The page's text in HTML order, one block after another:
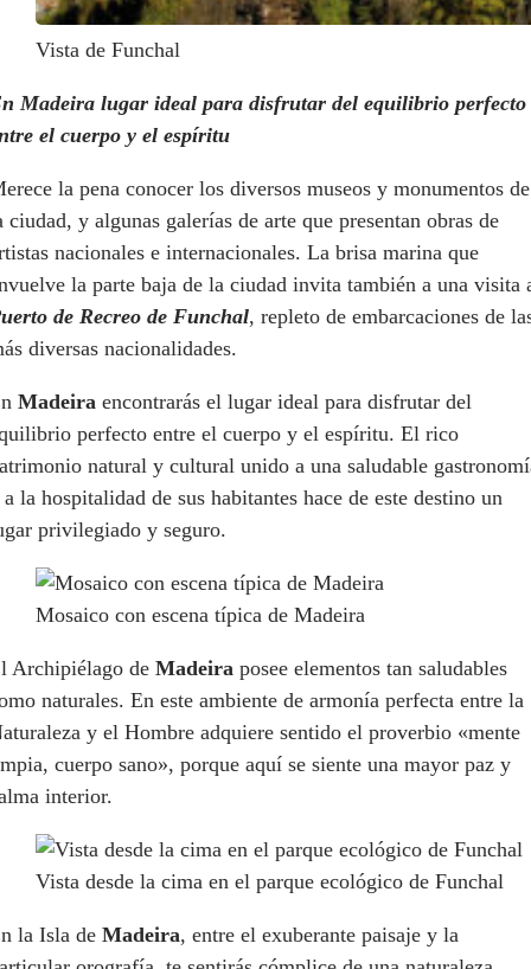
Vista de Funchal
Madeira lugar ideal para disfrutar del equilibrio perfecto
el cuerpo y el espíritu
la pena conocer los diversos museos y monumentos de
ciudad, y algunas galerías de arte que presentan obras de
nacionales e internacionales. La brisa marina que
la parte baja de la ciudad invita también a una visita
de Recreo de Funchal, repleto de embarcaciones de
diversas nacionalidades.
Madeira encontrarás el lugar ideal para disfrutar del
perfecto entre el cuerpo y el espíritu. El rico
natural y cultural unido a una saludable
la hospitalidad de sus habitantes hace de este destino un
privilegiado y seguro.
Mosaico con escena típica de Madeira
Archipiélago de Madeira posee elementos tan saludables
naturales. En este ambiente de armonía perfecta entre la
y el Hombre adquiere sentido el proverbio «mente
cuerpo sano», porque aquí se siente una mayor paz y
interior.
Vista desde la cima en el parque ecológico de Funchal
la Isla de Madeira, entre el exuberante paisaje y la